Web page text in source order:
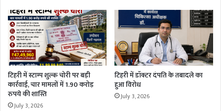
टिहरी में स्टाम्प शुल्क चोरी पर बड़ी
कार्रवाई, चार मामलों में 1.90 करोड़
रुपये की शास्ति
July 3, 2026
टिहरी में डॉक्टर दंपति के तबादले का
हुआ विरोध
July 3, 2026